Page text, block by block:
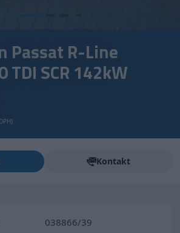
Passat R-Line
SCR 142kW
Kontakt
038866/39